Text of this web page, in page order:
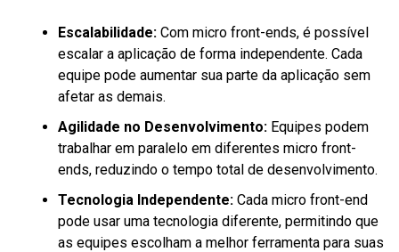
Escalabilidade: Com micro front-ends, é possível
escalar a aplicação de forma independente. Cada
equipe pode aumentar sua parte da aplicação sem
afetar as demais.
Agilidade no Desenvolvimento: Equipes podem
trabalhar em paralelo em diferentes micro front-
ends, reduzindo o tempo total de desenvolvimento.
Tecnologia Independente: Cada micro front-end
pode usar uma tecnologia diferente, permitindo que
as equipes escolham a melhor ferramenta para suas